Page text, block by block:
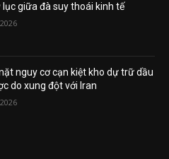
giữa đà suy thoái kinh tế
nguy cơ cạn kiệt kho dự trữ dầu
do xung đột với Iran